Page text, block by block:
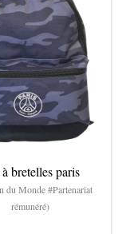
bretelles paris
du Monde #Partenariat
rémunéré)